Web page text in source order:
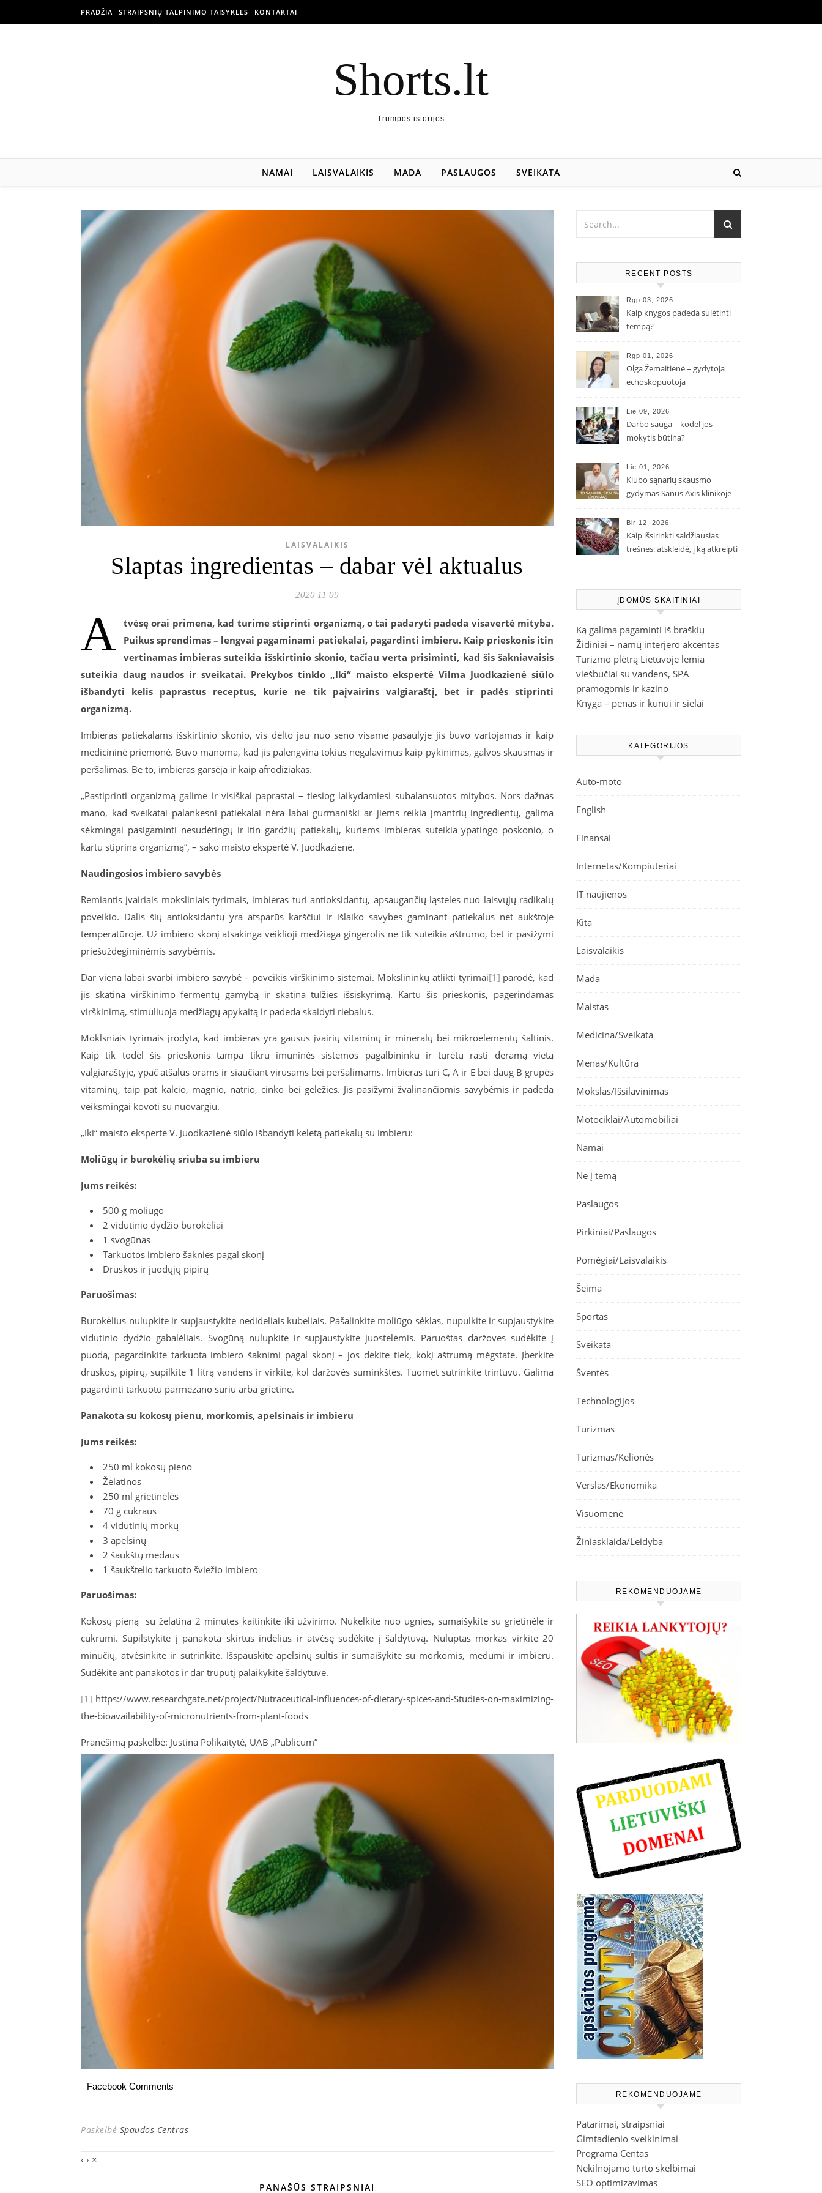
PRADŽIA STRAIPSNIŲ TALPINIMO TAISYKLĖS KONTAKTAI
Shorts.lt
Trumpos istorijos
NAMAI LAISVALAIKIS MADA PASLAUGOS SVEIKATA
LAISVALAIKIS
Slaptas ingredientas – dabar vėl aktualus
2020 11 09
A tvėsę orai primena, kad turime stiprinti organizmą, o tai padaryti padeda visavertė mityba.
Puikus sprendimas – lengvai pagaminami patiekalai, pagardinti imbieru. Kaip prieskonis itin
vertinamas imbieras suteikia išskirtinio skonio, tačiau verta prisiminti, kad šis šakniavaisis
suteikia daug naudos ir sveikatai. Prekybos tinklo „Iki“ maisto ekspertė Vilma Juodkazienė siūlo
išbandyti kelis paprastus receptus, kurie ne tik paįvairins valgiaraštį, bet ir padės stiprinti
organizmą.
Imbieras patiekalams išskirtinio skonio, vis dėlto jau nuo seno visame pasaulyje jis buvo vartojamas ir kaip
medicininė priemonė. Buvo manoma, kad jis palengvina tokius negalavimus kaip pykinimas, galvos skausmas ir
peršalimas. Be to, imbieras garsėja ir kaip afrodiziakas.
„Pastiprinti organizmą galime ir visiškai paprastai – tiesiog laikydamiesi subalansuotos mitybos. Nors dažnas
mano, kad sveikatai palankesni patiekalai nėra labai gurmaniški ar jiems reikia įmantrių ingredientų, galima
sėkmingai pasigaminti nesudėtingų ir itin gardžių patiekalų, kuriems imbieras suteikia ypatingo poskonio, o
kartu stiprina organizmą“, – sako maisto ekspertė V. Juodkazienė.
Naudingosios imbiero savybės
Remiantis įvairiais moksliniais tyrimais, imbieras turi antioksidantų, apsaugančių ląsteles nuo laisvųjų radikalų
poveikio. Dalis šių antioksidantų yra atsparūs karščiui ir išlaiko savybes gaminant patiekalus net aukštoje
temperatūroje. Už imbiero skonį atsakinga veiklioji medžiaga gingerolis ne tik suteikia aštrumo, bet ir pasižymi
priešuždegiminėmis savybėmis.
Dar viena labai svarbi imbiero savybė – poveikis virškinimo sistemai. Mokslininkų atlikti tyrimai[1] parodė, kad
jis skatina virškinimo fermentų gamybą ir skatina tulžies išsiskyrimą. Kartu šis prieskonis, pagerindamas
virškinimą, stimuliuoja medžiagų apykaitą ir padeda skaidyti riebalus.
Moklsniais tyrimais įrodyta, kad imbieras yra gausus įvairių vitaminų ir mineralų bei mikroelementų šaltinis.
Kaip tik todėl šis prieskonis tampa tikru imuninės sistemos pagalbininku ir turėtų rasti deramą vietą
valgiaraštyje, ypač atšalus orams ir siaučiant virusams bei peršalimams. Imbieras turi C, A ir E bei daug B grupės
vitaminų, taip pat kalcio, magnio, natrio, cinko bei geležies. Jis pasižymi žvalinančiomis savybėmis ir padeda
veiksmingai kovoti su nuovargiu.
„Iki“ maisto ekspertė V. Juodkazienė siūlo išbandyti keletą patiekalų su imbieru:
Moliūgų ir burokėlių sriuba su imbieru
Jums reikės:
500 g moliūgo
2 vidutinio dydžio burokėliai
1 svogūnas
Tarkuotos imbiero šaknies pagal skonį
Druskos ir juodųjų pipirų
Paruošimas:
Burokėlius nulupkite ir supjaustykite nedideliais kubeliais. Pašalinkite moliūgo sėklas, nupulkite ir supjaustykite
vidutinio dydžio gabalėliais. Svogūną nulupkite ir supjaustykite juostelėmis. Paruoštas daržoves sudėkite į
puodą, pagardinkite tarkuota imbiero šaknimi pagal skonį – jos dėkite tiek, kokį aštrumą mėgstate. Įberkite
druskos, pipirų, supilkite 1 litrą vandens ir virkite, kol daržovės suminkštės. Tuomet sutrinkite trintuvu. Galima
pagardinti tarkuotu parmezano sūriu arba grietine.
Panakota su kokosų pienu, morkomis, apelsinais ir imbieru
Jums reikės:
250 ml kokosų pieno
Želatinos
250 ml grietinėlės
70 g cukraus
4 vidutinių morkų
3 apelsinų
2 šaukštų medaus
1 šaukštelio tarkuoto šviežio imbiero
Paruošimas:
Kokosų pieną su želatina 2 minutes kaitinkite iki užvirimo. Nukelkite nuo ugnies, sumaišykite su grietinėle ir
cukrumi. Supilstykite į panakota skirtus indelius ir atvėsę sudėkite į šaldytuvą. Nuluptas morkas virkite 20
minučių, atvėsinkite ir sutrinkite. Išspauskite apelsinų sultis ir sumaišykite su morkomis, medumi ir imbieru.
Sudėkite ant panakotos ir dar truputį palaikykite šaldytuve.
[1] https://www.researchgate.net/project/Nutraceutical-influences-of-dietary-spices-and-Studies-on-maximizing-
the-bioavailability-of-micronutrients-from-plant-foods
Pranešimą paskelbė: Justina Polikaitytė, UAB „Publicum”
Facebook Comments
Paskelbė Spaudos Centras
‹ › ×
PANAŠŪS STRAIPSNIAI
RECENT POSTS
Rgp 03, 2026
Kaip knygos padeda sulėtinti
tempą?
Rgp 01, 2026
Olga Žemaitienė – gydytoja
echoskopuotoja
Lie 09, 2026
Darbo sauga – kodėl jos
mokytis būtina?
Lie 01, 2026
Klubo sąnarių skausmo
gydymas Sanus Axis klinikoje
Bir 12, 2026
Kaip išsirinkti saldžiausias
trešnes: atskleidė, į ką atkreipti
ĮDOMŪS SKAITINIAI
Ką galima pagaminti iš braškių
Židiniai – namų interjero akcentas
Turizmo plėtrą Lietuvoje lemia
viešbučiai su vandens, SPA
pramogomis ir kazino
Knyga – penas ir kūnui ir sielai
KATEGORIJOS
Auto-moto
English
Finansai
Internetas/Kompiuteriai
IT naujienos
Kita
Laisvalaikis
Mada
Maistas
Medicina/Sveikata
Menas/Kultūra
Mokslas/Išsilavinimas
Motociklai/Automobiliai
Namai
Ne į temą
Paslaugos
Pirkiniai/Paslaugos
Pomėgiai/Laisvalaikis
Šeima
Sportas
Sveikata
Šventės
Technologijos
Turizmas
Turizmas/Kelionės
Verslas/Ekonomika
Visuomenė
Žiniasklaida/Leidyba
REKOMENDUOJAME
REKOMENDUOJAME
Patarimai, straipsniai
Gimtadienio sveikinimai
Programa Centas
Nekilnojamo turto skelbimai
SEO optimizavimas